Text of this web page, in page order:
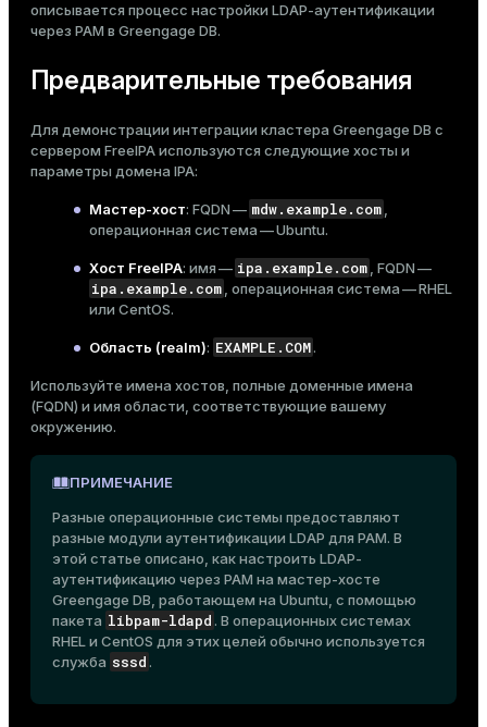
описывается процесс настройки LDAP-аутентификации
через PAM в Greengage DB.
Предварительные требования
Для демонстрации интеграции кластера Greengage DB с
сервером FreeIPA используются следующие хосты и
параметры домена IPA:
Мастер-хост: FQDN — mdw.example.com
операционная система — Ubuntu.
Хост FreeIPA: имя — ipa.example.com , FQDN —
ipa.example.com , операционная система — RHEL
или CentOS.
Область (realm): EXAMPLE.COM.
Используйте имена хостов, полные доменные имена
(FQDN) и имя области, соответствующие вашему
окружению.
ПРИМЕЧАНИЕ
Разные операционные системы предоставляют
разные модули аутентификации LDAP для PAM. В
этой статье описано, как настроить LDAP-
аутентификацию через PAM на мастер-хосте
Greengage DB, работающем на Ubuntu, с помощью
пакета libpam-ldapd . В операционных системах
RHEL и CentOS для этих целей обычно используется
служба sssd .